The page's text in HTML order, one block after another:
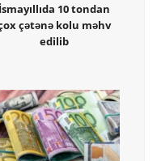
İsmayıllıda 10 tondan
çətənə kolu məhv
edilib